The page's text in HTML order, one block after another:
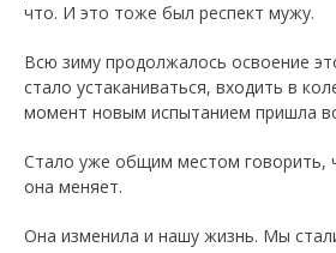
что. И это тоже был респект мужу.
Всю зиму продолжалось освоение
стало устаканиваться, входить в
момент новым испытанием пришла
Стало уже общим местом говорить,
она меняет.
Она изменила и нашу жизнь. Мы